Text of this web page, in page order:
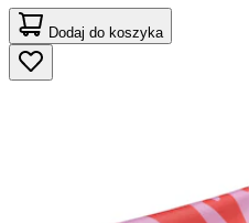
Dodaj do koszyka